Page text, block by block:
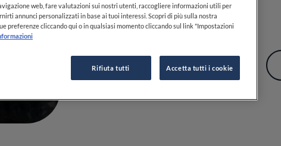
10 APR 2024
DAFINE DINING LOVERS
REDAZIONE
web, fare valutazioni sui nostri utenti, raccogliere informazioni utili per
annunci personalizzati in base ai tuoi interessi. Scopri di più sulla nostra
preferenze cliccando qui o in qualsiasi momento cliccando sul link "Impostazioni
Rifiuta tutti Accetta tutti i cookie